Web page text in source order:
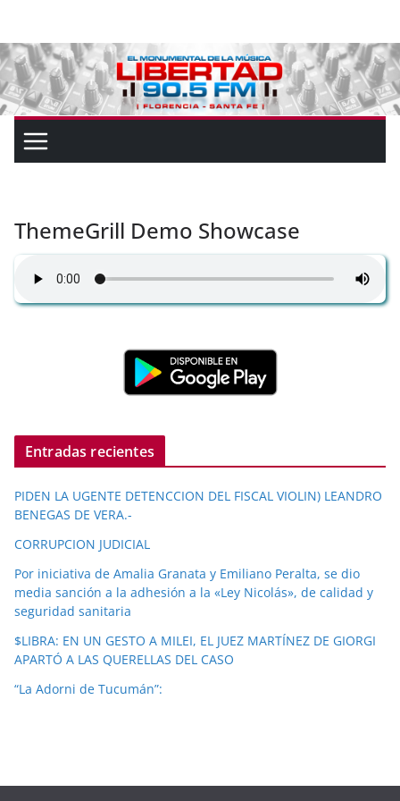
ThemeGrill Demo Showcase
Entradas recientes
PIDEN LA UGENTE DETENCCION DEL FISCAL VIOLIN) LEANDRO
BENEGAS DE VERA.-
CORRUPCION JUDICIAL
Por iniciativa de Amalia Granata y Emiliano Peralta, se dio
media sanción a la adhesión a la «Ley Nicolás», de calidad y
seguridad sanitaria
$LIBRA: EN UN GESTO A MILEI, EL JUEZ MARTÍNEZ DE GIORGI
APARTÓ A LAS QUERELLAS DEL CASO
“La Adorni de Tucumán”: